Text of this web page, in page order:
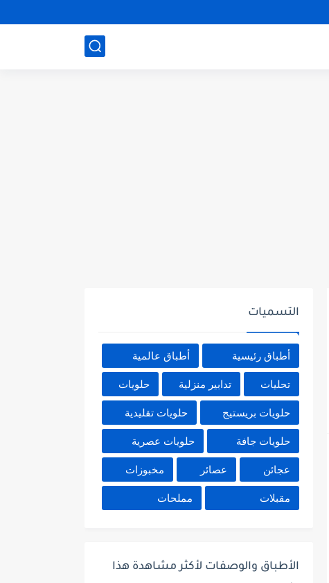
التسميات
أطباق رئيسية أطباق عالمية
تحليات تدابير منزلية حلويات
حلويات بريستيج حلويات تقليدية
حلويات جافة حلويات عصرية
عجائن عصائر مخبوزات
مقبلات مملحات
الأطباق والوصفات لأكثر مشاهدة هذا